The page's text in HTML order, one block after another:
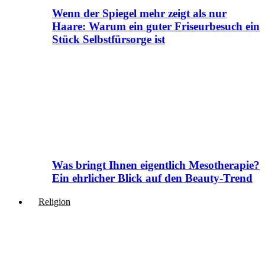
Wenn der Spiegel mehr zeigt als nur
Haare: Warum ein guter Friseurbesuch ein
Stück Selbstfürsorge ist
Was bringt Ihnen eigentlich Mesotherapie?
Ein ehrlicher Blick auf den Beauty-Trend
Religion